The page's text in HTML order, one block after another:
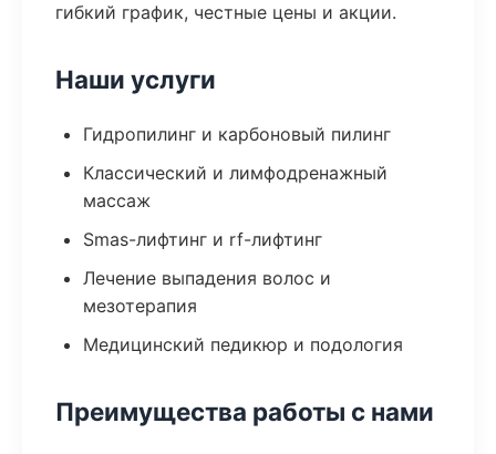
гибкий график, честные цены и акции.
Наши услуги
Гидропилинг и карбоновый пилинг
Классический и лимфодренажный
массаж
Smas-лифтинг и rf-лифтинг
Лечение выпадения волос и
мезотерапия
Медицинский педикюр и подология
Преимущества работы с нами